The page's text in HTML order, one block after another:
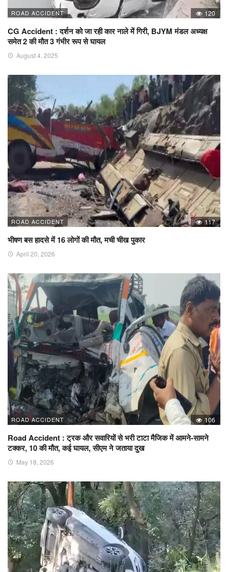
ROAD ACCIDENT 120
CG Accident : दर्शन को जा रही कार नाले में गिरी, BJYM मंडल अध्यक्ष
समेत 2 की मौत 3 गंभीर रूप से घायल
August 4, 2025
ROAD ACCIDENT 117
भीषण बस हादसे में 16 लोगों की मौत, मची चीख पुकार
April 20, 2026
ROAD ACCIDENT 106
Road Accident : ट्रक और सवारियों से भरी टाटा मैजिक में आमने-सामने
टक्कर, 10 की मौत, कई घायल, सीएम ने जताया दुख
May 18, 2026